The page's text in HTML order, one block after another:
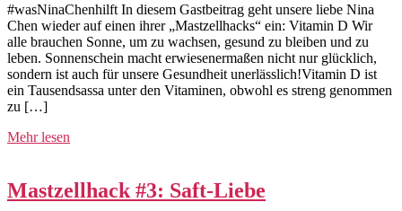
#wasNinaChenhilft In diesem Gastbeitrag geht unsere liebe Nina
Chen wieder auf einen ihrer „Mastzellhacks“ ein: Vitamin D Wir
alle brauchen Sonne, um zu wachsen, gesund zu bleiben und zu
leben. Sonnenschein macht erwiesenermaßen nicht nur glücklich,
sondern ist auch für unsere Gesundheit unerlässlich!Vitamin D ist
ein Tausendsassa unter den Vitaminen, obwohl es streng genommen
zu […]
Mehr lesen
Mastzellhack #3: Saft-Liebe